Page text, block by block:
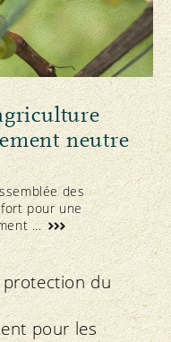
le
carbone,
que
moyenne 16 %
en
de la
N.,
privaten
de
neutre
des
pour une
...
du
pour les